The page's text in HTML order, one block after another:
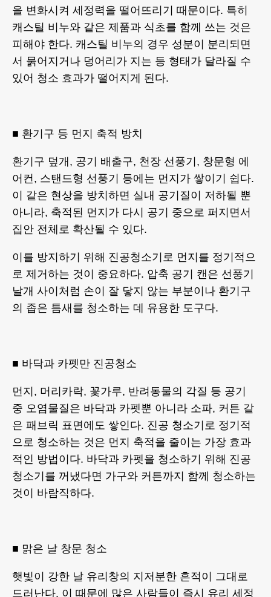
을 변화시켜 세정력을 떨어뜨리기 때문이다. 특히
캐스틸 비누와 같은 제품과 식초를 함께 쓰는 것은
피해야 한다. 캐스틸 비누의 경우 성분이 분리되면
서 묽어지거나 덩어리가 지는 등 형태가 달라질 수
있어 청소 효과가 떨어지게 된다.
■ 환기구 등 먼지 축적 방치
환기구 덮개, 공기 배출구, 천장 선풍기, 창문형 에
어컨, 스탠드형 선풍기 등에는 먼지가 쌓이기 쉽다.
이 같은 현상을 방치하면 실내 공기질이 저하될 뿐
아니라, 축적된 먼지가 다시 공기 중으로 퍼지면서
집안 전체로 확산될 수 있다.
이를 방지하기 위해 진공청소기로 먼지를 정기적으
로 제거하는 것이 중요하다. 압축 공기 캔은 선풍기
날개 사이처럼 손이 잘 닿지 않는 부분이나 환기구
의 좁은 틈새를 청소하는 데 유용한 도구다.
■ 바닥과 카펫만 진공청소
먼지, 머리카락, 꽃가루, 반려동물의 각질 등 공기
중 오염물질은 바닥과 카펫뿐 아니라 소파, 커튼 같
은 패브릭 표면에도 쌓인다. 진공 청소기로 정기적
으로 청소하는 것은 먼지 축적을 줄이는 가장 효과
적인 방법이다. 바닥과 카펫을 청소하기 위해 진공
청소기를 꺼냈다면 가구와 커튼까지 함께 청소하는
것이 바람직하다.
■ 맑은 날 창문 청소
햇빛이 강한 날 유리창의 지저분한 흔적이 그대로
드러난다. 이 때문에 많은 사람들이 즉시 유리 세정